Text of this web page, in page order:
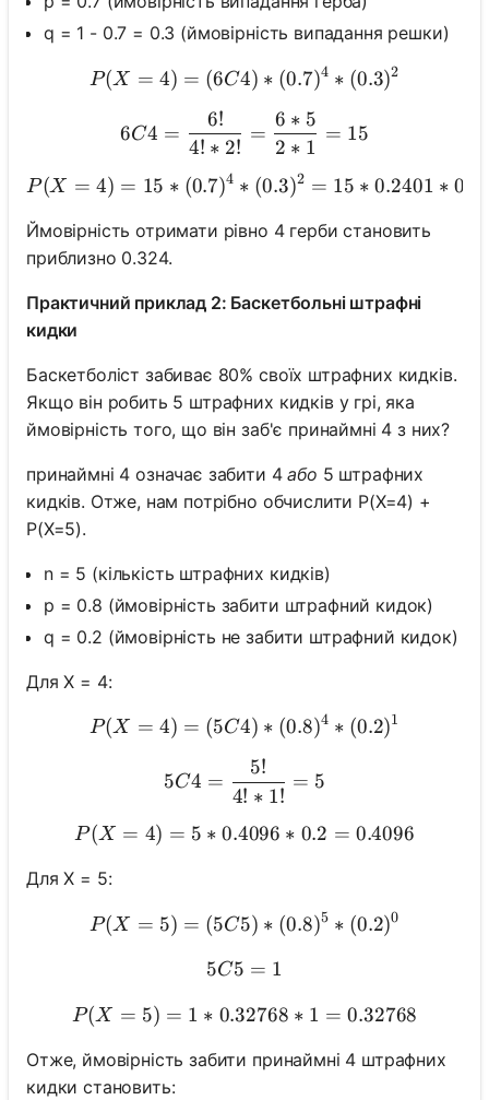
перше
q = 1 - 0.7 = 0.3 (ймовірність випадання решки)
P(X = 4) = (6C4) *
P(X = 4) = (6C4) ∗ (0.7)4 ∗ (0.3)2
6C4 = \frac{6!}{4! * 2!}
6C4 =
4! ∗ 2!
6!
=
2 ∗ 1
6 ∗ 5
= 15
P(X = 4) = 15 *
P(X = 4) = 15 ∗ (0.7)4 ∗ (0.3)2 = 15 ∗ 0.2401 ∗
Ймовірність отримати рівно 4 герби становить
приблизно 0.324.
Практичний приклад 2: Баскетбольні штрафні
кидки
Баскетболіст забиває 80% своїх штрафних кидків.
Якщо він робить 5 штрафних кидків у грі, яка
ймовірність того, що він заб'є принаймні 4 з них?
принаймні 4 означає забити 4або 5 штрафних
кидків. Отже, нам потрібно обчислити P(X=4) +
P(X=5).
n = 5 (кількість штрафних кидків)
p = 0.8 (ймовірність забити штрафний кидок)
q = 0.2 (ймовірність не забити штрафний кидок)
Для X = 4:
P(X = 4) = (5C4) *
P(X = 4) = (5C4) ∗ (0.8)4 ∗ (0.2)1
5C4 = \frac{5!}{4! * 1!} =
5C4 =
4! ∗ 1!
5!
= 5
P(X = 4) = 5 * 0.4096 *
P(X = 4) = 5 ∗ 0.4096 ∗ 0.2 = 0.4096
Для X = 5:
P(X = 5) = (5C5) *
P(X = 5) = (5C5) ∗ (0.8)5 ∗ (0.2)0
5C5 = 1
5C5 = 1
P(X = 5) = 1 * 0.32768 *
P(X = 5) = 1 ∗ 0.32768 ∗ 1 = 0.32768
Отже, ймовірність забити принаймні 4 штрафних
кидки становить: